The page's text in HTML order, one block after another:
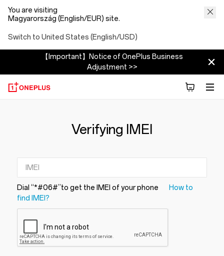
You are visiting
Magyarország (English/EUR) site.
Switch to United States (English/USD)
【Important】Notice of OnePlus Business
Adjustment >>
Verifying IMEI
Dial “*#06#”to get the IMEI of your phone
How to
find IMEI?